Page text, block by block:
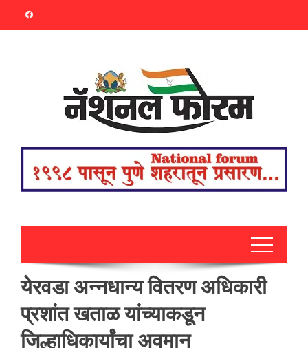
येरवडा अन्नधान्य वितरण अधिकारी
प्रशांत खताळ यांच्याकडून
जिल्हाधिकार्यांचा अवमान